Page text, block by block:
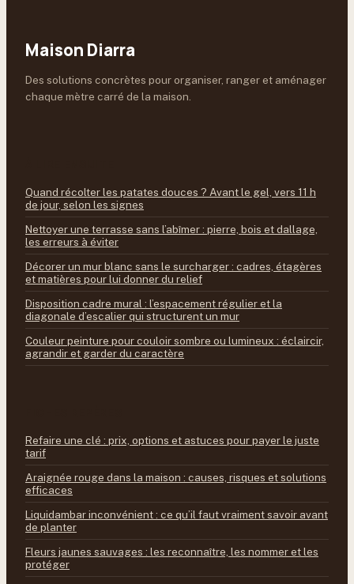
Maison Diarra
Des solutions concrètes pour organiser, ranger et aménager
chaque mètre carré de la maison.
Quand récolter les patates douces ? Avant le gel, vers 11 h
de jour, selon les signes
Nettoyer une terrasse sans l’abîmer : pierre, bois et dallage,
les erreurs à éviter
Décorer un mur blanc sans le surcharger : cadres, étagères
et matières pour lui donner du relief
Disposition cadre mural : l’espacement régulier et la
diagonale d’escalier qui structurent un mur
Couleur peinture pour couloir sombre ou lumineux : éclaircir,
agrandir et garder du caractère
Refaire une clé : prix, options et astuces pour payer le juste
tarif
Araignée rouge dans la maison : causes, risques et solutions
efficaces
Liquidambar inconvénient : ce qu’il faut vraiment savoir avant
de planter
Fleurs jaunes sauvages : les reconnaître, les nommer et les
protéger